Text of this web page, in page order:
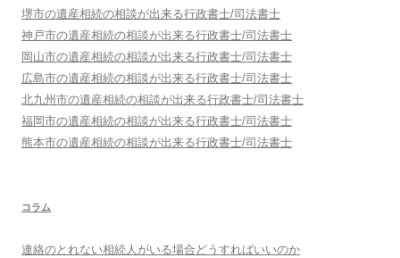
堺市の遺産相続の相談が出来る行政書士/司法書士
神戸市の遺産相続の相談が出来る行政書士/司法書士
岡山市の遺産相続の相談が出来る行政書士/司法書士
広島市の遺産相続の相談が出来る行政書士/司法書士
北九州市の遺産相続の相談が出来る行政書士/司法書士
福岡市の遺産相続の相談が出来る行政書士/司法書士
熊本市の遺産相続の相談が出来る行政書士/司法書士
コラム
連絡のとれない相続人がいる場合どうすればいいのか